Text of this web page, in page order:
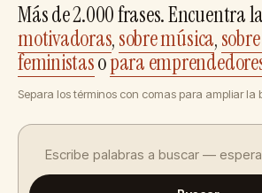
Más de 2.000 frases. Encuentra
motivadoras,sobre música,
feministasopara
Separa los términos con comas para ampliar la